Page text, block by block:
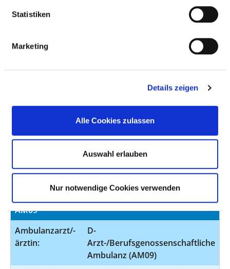
Statistiken
Marketing
Details zeigen
Alle Cookies zulassen
Auswahl erlauben
Nur notwendige Cookies verwenden
Ambulanzarzt/-
Notfallambulanz (24h)
Kommentar:
Angebotene
AM07
ärztin:
Privatambulanz (AM07)
Angebotene
AM09
Ambulanzarzt/-
ärztin:
D-
Arzt-/Berufsgenossenschaftliche
Ambulanz (AM09)